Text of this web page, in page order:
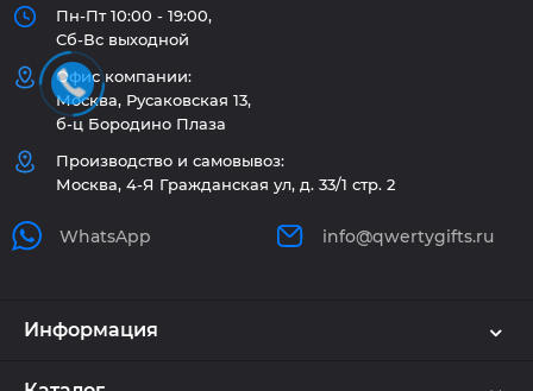
Пн-Пт 10:00 - 19:00,
Сб-Вс выходной
Офис компании:
Москва, Русаковская 13,
б-ц Бородино Плаза
Производство и самовывоз:
Москва, 4-Я Гражданская ул, д. 33/1 стр. 2
WhatsApp info@qwertygifts.ru
Информация